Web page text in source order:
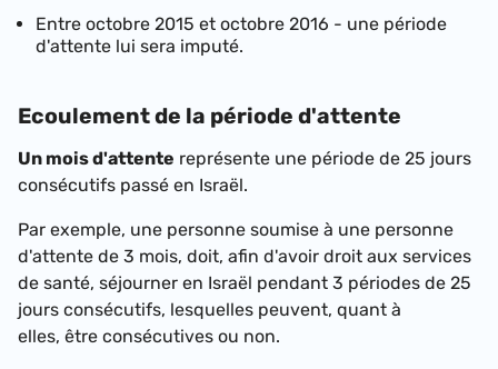
Entre octobre 2015 et octobre 2016 - une période
d'attente lui sera imputé.
Ecoulement de la période d'attente
Un mois d'attente représente une période de 25 jours
consécutifs passé en Israël.
Par exemple, une personne soumise à une personne
d'attente de 3 mois, doit, afin d'avoir droit aux services
de santé, séjourner en Israël pendant 3 périodes de 25
jours consécutifs, lesquelles peuvent, quant à
elles, être consécutives ou non.